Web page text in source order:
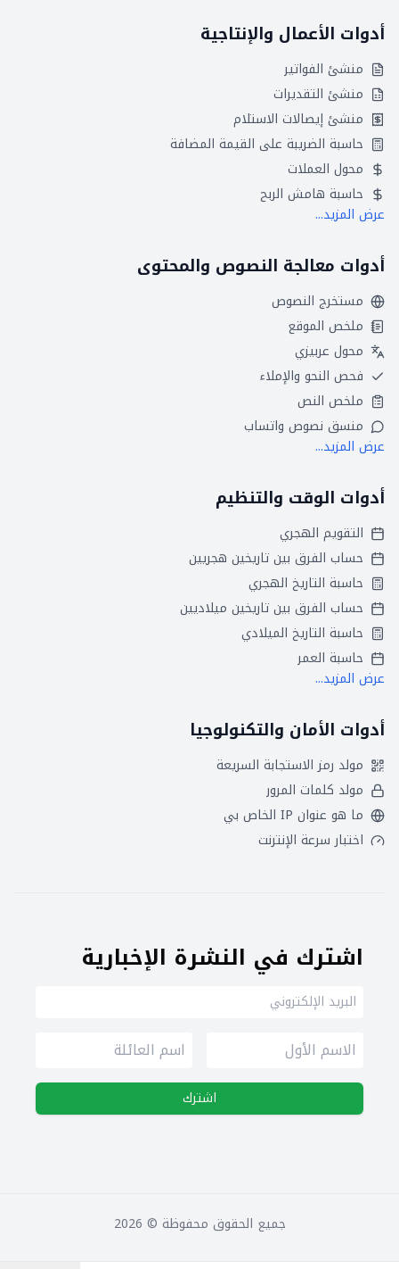
أدوات الأعمال والإنتاجية
منشئ الفواتير
منشئ التقديرات
منشئ إيصالات الاستلام
حاسبة الضريبة على القيمة المضافة
محول العملات
حاسبة هامش الربح
عرض المزيد...
أدوات معالجة النصوص والمحتوى
مستخرج النصوص
ملخص الموقع
محول عربيزي
فحص النحو والإملاء
ملخص النص
منسق نصوص واتساب
عرض المزيد...
أدوات الوقت والتنظيم
التقويم الهجري
حساب الفرق بين تاريخين هجريين
حاسبة التاريخ الهجري
حساب الفرق بين تاريخين ميلاديين
حاسبة التاريخ الميلادي
حاسبة العمر
عرض المزيد...
أدوات الأمان والتكنولوجيا
مولد رمز الاستجابة السريعة
مولد كلمات المرور
ما هو عنوان IP الخاص بي
اختبار سرعة الإنترنت
اشترك في النشرة الإخبارية
اشترك
جميع الحقوق محفوظة © 2026